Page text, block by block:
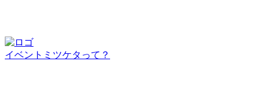
イベントミツケタって？